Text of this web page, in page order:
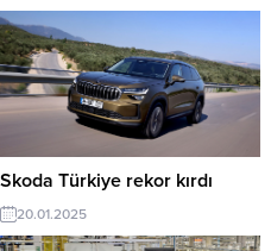
Skoda Türkiye rekor kırdı
20.01.2025